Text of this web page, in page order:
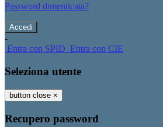
Password dimenticata?
-
Entra con SPID Entra con CIE
Seleziona utente
button close ×
Recupero password